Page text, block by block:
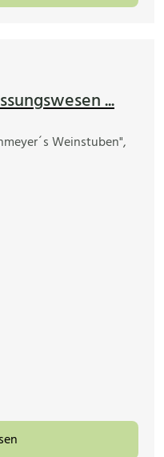
...
Weinstuben",